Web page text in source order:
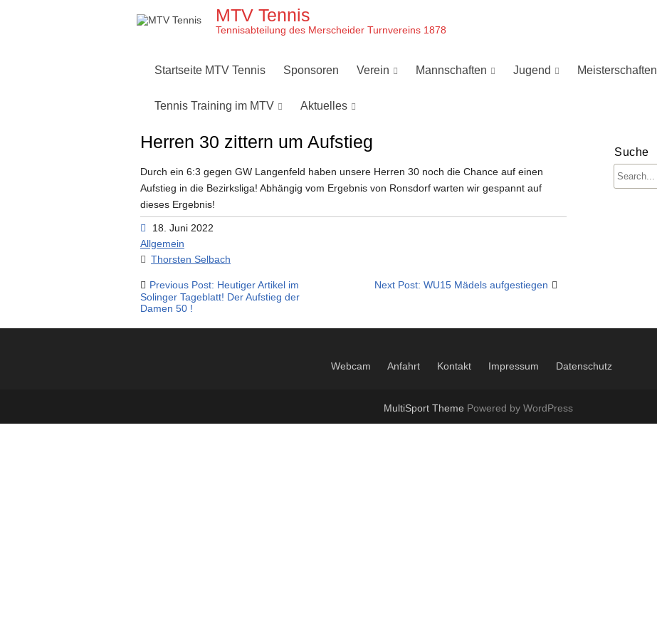
MTV Tennis
Tennisabteilung des Merscheider Turnvereins 1878
Startseite MTV Tennis Sponsoren Verein Mannschaften Jugend Meisterschaften
Tennis Training im MTV Aktuelles
Herren 30 zittern um Aufstieg
Durch ein 6:3 gegen GW Langenfeld haben unsere Herren 30 noch die Chance auf einen
Aufstieg in die Bezirksliga! Abhängig vom Ergebnis von Ronsdorf warten wir gespannt auf
dieses Ergebnis!
18. Juni 2022
Allgemein
Thorsten Selbach
Beitragsnavigation
Previous Post: Heutiger Artikel im
Solinger Tageblatt! Der Aufstieg der
Damen 50 !
Next Post: WU15 Mädels aufgestiegen
Suche
Webcam Anfahrt Kontakt Impressum Datenschutz
MultiSport Theme Powered by WordPress